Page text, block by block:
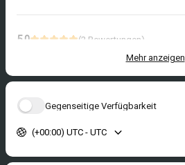
5.0 (2 Bewertungen)
Mar 2026
60Min Coaching
René
Mar 2026
120Min Tantra
Mehr anzeigen
Gegenseitige Verfügbarkeit
(+00:00) UTC - UTC